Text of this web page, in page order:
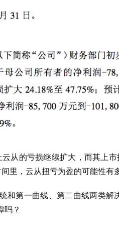
从的亏损继续扩大，而其上市
里，云从扭亏为盈的可能性有
和第一曲线、第二曲线两类解
吗？